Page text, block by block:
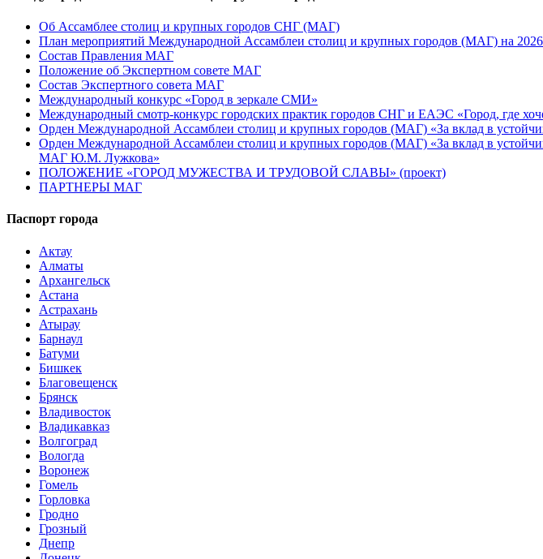
Об Ассамблее столиц и крупных городов СНГ (МАГ)
План мероприятий Международной Ассамблеи столиц и крупных городов (МАГ) на
Состав Правления МАГ
Положение об Экспертном совете МАГ
Состав Экспертного совета МАГ
Международный конкурс «Город в зеркале СМИ»
Международный смотр-конкурс городских практик городов СНГ и ЕАЭС «Город, где
Орден Международной Ассамблеи столиц и крупных городов (МАГ) «За вклад в
Орден Международной Ассамблеи столиц и крупных городов (МАГ) «За вклад в
МАГ Ю.М. Лужкова»
ПОЛОЖЕНИЕ «ГОРОД МУЖЕСТВА И ТРУДОВОЙ СЛАВЫ» (проект)
ПАРТНЕРЫ МАГ
Паспорт города
Актау
Алматы
Архангельск
Астана
Астрахань
Атырау
Барнаул
Батуми
Бишкек
Благовещенск
Брянск
Владивосток
Владикавказ
Волгоград
Вологда
Воронеж
Гомель
Горловка
Гродно
Грозный
Днепр